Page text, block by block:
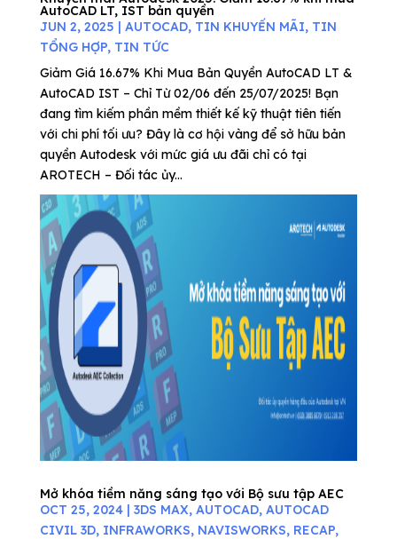
AutoCAD LT, IST bản quyền
JUN 2, 2025 | AUTOCAD, TIN KHUYẾN MÃI, TIN
TỔNG HỢP, TIN TỨC
Giảm Giá 16.67% Khi Mua Bản Quyền AutoCAD LT &
AutoCAD IST – Chỉ Từ 02/06 đến 25/07/2025! Bạn
đang tìm kiếm phần mềm thiết kế kỹ thuật tiên tiến
với chi phí tối ưu? Đây là cơ hội vàng để sở hữu bản
quyền Autodesk với mức giá ưu đãi chỉ có tại
AROTECH – Đối tác ủy...
Mở khóa tiềm năng sáng tạo với Bộ sưu tập AEC
OCT 25, 2024| 3DS MAX, AUTOCAD, AUTOCAD
CIVIL 3D, INFRAWORKS, NAVISWORKS, RECAP,